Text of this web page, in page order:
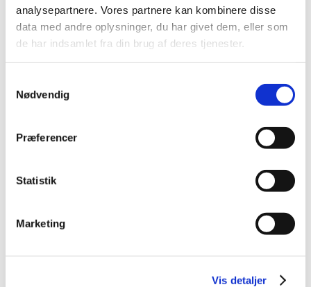
analysepartnere. Vores partnere kan kombinere disse
data med andre oplysninger, du har givet dem, eller som
de har indsamlet fra din brug af deres tjenester.
Nødvendig
Præferencer
Statistik
Marketing
Vis detaljer
Årsrapport fra Medicintilskudsnævnet 2012
| 4. marts 2013|
TID
2025 (3)
2023 (3)
2021 (1)